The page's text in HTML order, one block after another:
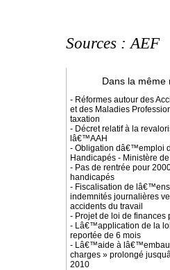
Sources : AEF
Dans la même
- Réformes autour des
et des Maladies
taxation
- Décret relatif à la
lâ€™AAH
- Obligation dâ€™emploi
Handicapés - Ministère
- Pas de rentrée pour
handicapés
- Fiscalisation de
indemnités journalières
accidents du travail
- Projet de loi de finances
- Lâ€™application de la
reportée de 6 mois
- Lâ€™aide à
charges » prolongé
2010